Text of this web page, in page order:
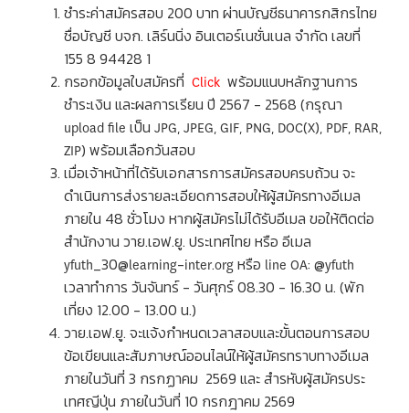
ชำระค่าสมัครสอบ 200 บาท ผ่านบัญชีธนาคารกสิกรไทย
ชื่อบัญชี บจก. เลิร์นนิ่ง อินเตอร์เนชั่นเนล จำกัด เลขที่
155 8 94428 1
กรอกข้อมูลใบสมัครที่ Click พร้อมแนบหลักฐานการ
ชำระเงิน และผลการเรียน ปี 2567 - 2568 (กรุณา
upload file เป็น JPG, JPEG, GIF, PNG, DOC(X), PDF, RAR,
ZIP) พร้อมเลือกวันสอบ
เมื่อเจ้าหน้าที่ได้รับเอกสารการสมัครสอบครบถ้วน จะ
ดำเนินการส่งรายละเอียดการสอบให้ผู้สมัครทางอีเมล
ภายใน 48 ชั่วโมง หากผู้สมัครไม่ได้รับอีเมล ขอให้ติดต่อ
สำนักงาน วาย.เอฟ.ยู. ประเทศไทย หรือ อีเมล
yfuth_30@learning-inter.org หรือ line OA: @yfuth
เวลาทำการ วันจันทร์ - วันศุกร์ 08.30 - 16.30 น. (พัก
เที่ยง 12.00 - 13.00 น.)
วาย.เอฟ.ยู. จะแจ้งกำหนดเวลาสอบและขั้นตอนการสอบ
ข้อเขียนและสัมภาษณ์ออนไลน์ให้ผู้สมัครทราบทางอีเมล
ภายในวันที่ 3 กรกฏาคม 2569 และ สำรหับผู้สมัครประ
เทศญีปุ่น ภายในวันที่ 10 กรกฎาคม 2569